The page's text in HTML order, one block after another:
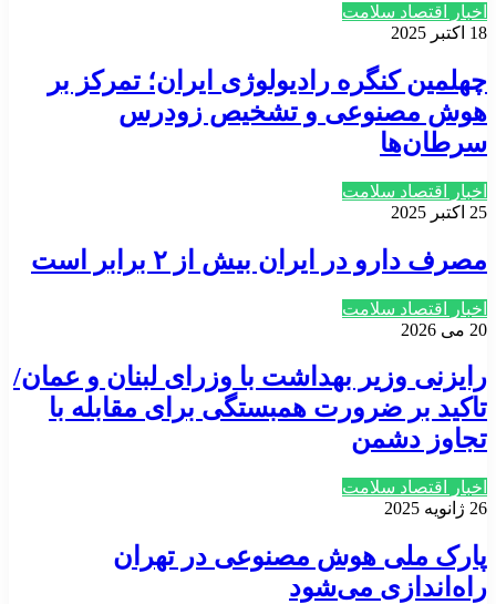
اخبار اقتصاد سلامت
18 اکتبر 2025
چهلمین کنگره رادیولوژی ایران؛ تمرکز بر
هوش مصنوعی و تشخیص زودرس
سرطان‌ها
اخبار اقتصاد سلامت
25 اکتبر 2025
مصرف دارو در ایران بیش از ۲ برابر است
اخبار اقتصاد سلامت
20 می 2026
رایزنی وزیر بهداشت با وزرای لبنان و عمان/
تاکید بر ضرورت همبستگی برای مقابله با
تجاوز دشمن
اخبار اقتصاد سلامت
26 ژانویه 2025
پارک ملی هوش مصنوعی در تهران
راه‌اندازی می‌شود